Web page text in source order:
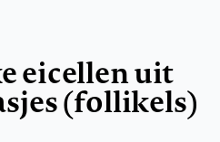
eicellen uit
(follikels)